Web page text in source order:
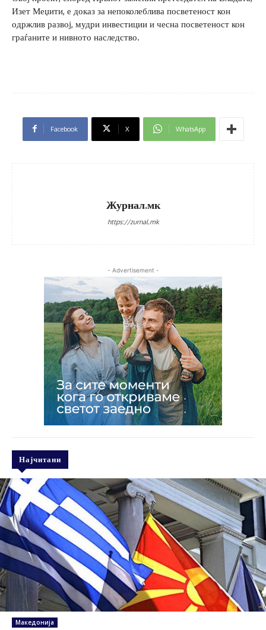
Изет Меџити, е доказ за непоколеблива посветеност кон
одржлив развој, мудри инвестиции и чесна посветеност кон
граѓаните и нивното наследство.
Facebook X WhatsApp
Журнал.мк
https://zurnal.mk
- Advertisement -
Најчитани
Македонија